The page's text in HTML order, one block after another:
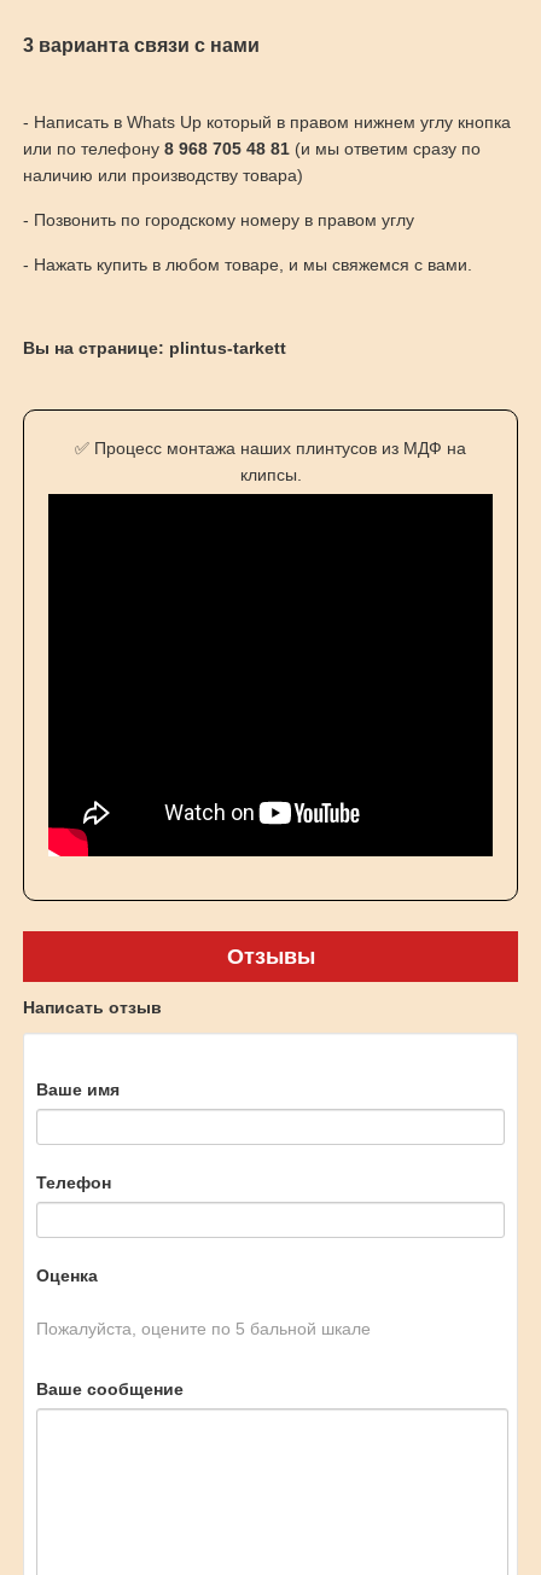
3 варианта связи с нами
- Написать в Whats Up который в правом нижнем углу кнопка
или по телефону 8 968 705 48 81(и мы ответим сразу по
наличию или производству товара)
- Позвонить по городскому номеру в правом углу
- Нажать купить в любом товаре, и мы свяжемся с вами.
Вы на странице: plintus-tarkett
✅ Процесс монтажа наших плинтусов из МДФ на
клипсы.
Отзывы
Написать отзыв
Ваше имя
Телефон
Оценка
Пожалуйста, оцените по 5 бальной шкале
Ваше сообщение